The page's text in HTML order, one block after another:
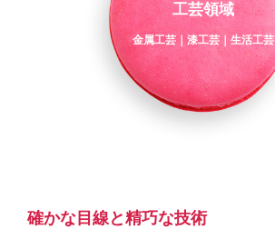
工芸領域
金属工芸｜漆工芸｜生活工芸
確かな目線と精巧な技術